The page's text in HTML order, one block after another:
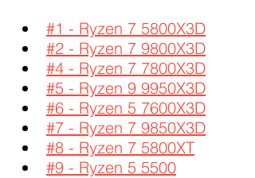
#1 - Ryzen 7 5800X3D
#2 - Ryzen 7 9800X3D
#4 - Ryzen 7 7800X3D
#5 - Ryzen 9 9950X3D
#6 - Ryzen 5 7600X3D
#7 - Ryzen 7 9850X3D
#8 - Ryzen 7 5800XT
#9 - Ryzen 5 5500